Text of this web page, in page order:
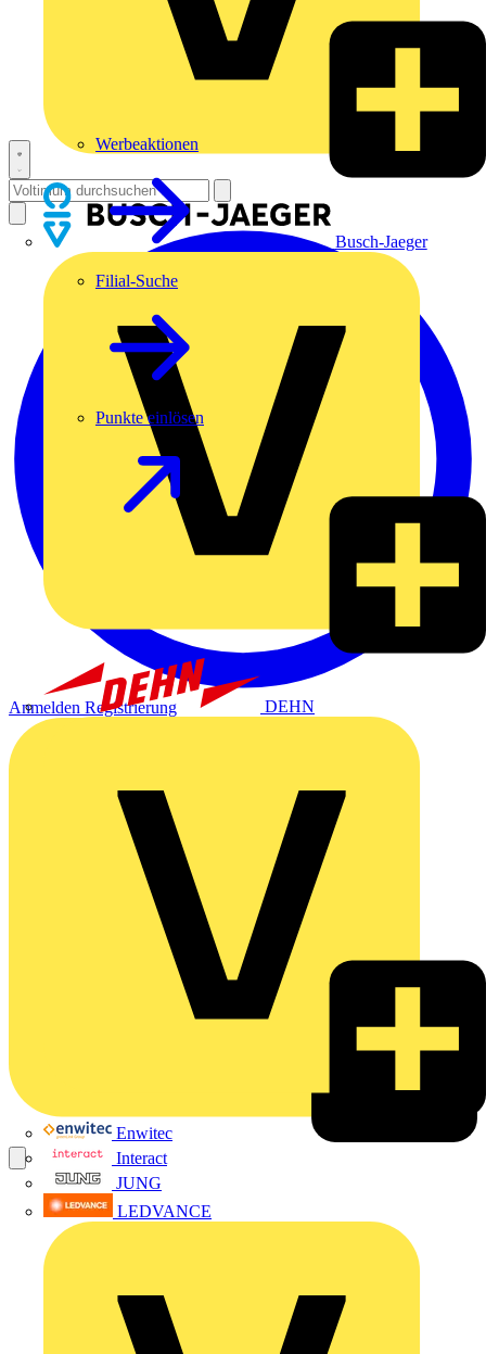
Busch-Jaeger
DEHN
Enwitec
Interact
JUNG
LEDVANCE
Werbeaktionen
Filial-Suche
Punkte einlösen
Anmelden Registrierung